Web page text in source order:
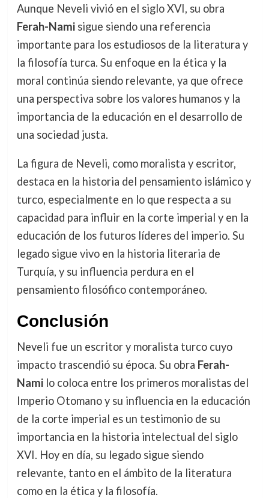
Aunque Neveli vivió en el siglo XVI, su obra
Ferah-Namisigue siendo una referencia
importante para los estudiosos de la literatura y
la filosofía turca. Su enfoque en la ética y la
moral continúa siendo relevante, ya que ofrece
una perspectiva sobre los valores humanos y la
importancia de la educación en el desarrollo de
una sociedad justa.
La figura de Neveli, como moralista y escritor,
destaca en la historia del pensamiento islámico y
turco, especialmente en lo que respecta a su
capacidad para influir en la corte imperial y en la
educación de los futuros líderes del imperio. Su
legado sigue vivo en la historia literaria de
Turquía, y su influencia perdura en el
pensamiento filosófico contemporáneo.
Conclusión
Neveli fue un escritor y moralista turco cuyo
impacto trascendió su época. Su obra Ferah-
Namilo coloca entre los primeros moralistas del
Imperio Otomano y su influencia en la educación
de la corte imperial es un testimonio de su
importancia en la historia intelectual del siglo
XVI. Hoy en día, su legado sigue siendo
relevante, tanto en el ámbito de la literatura
como en la ética y la filosofía.